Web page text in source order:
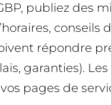
publiez des
répondre
garanties).
pages de